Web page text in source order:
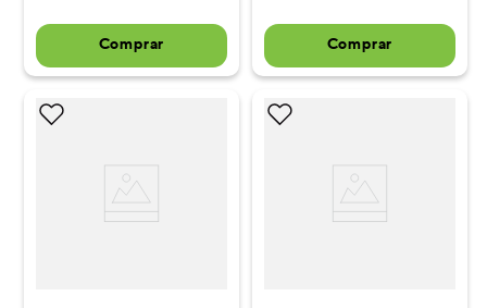
Comprar Comprar